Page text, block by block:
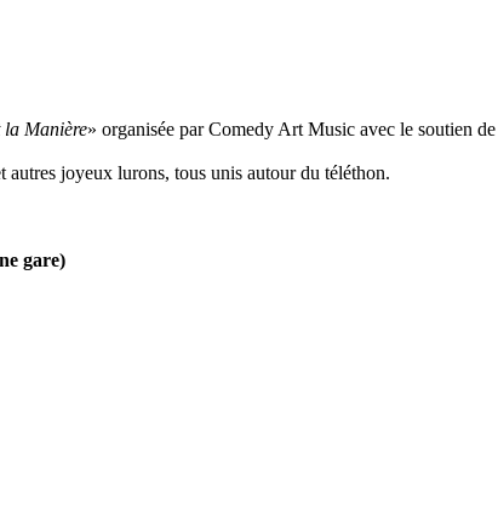
la Manière» organisée par Comedy Art Music avec le soutien
joyeux lurons, tous unis autour du téléthon.
gare)